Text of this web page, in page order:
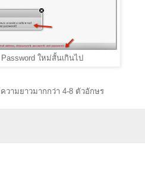
ใหม่สั้นเกินไป
วามยาวมากกว่า 4-8 ตัวอักษร